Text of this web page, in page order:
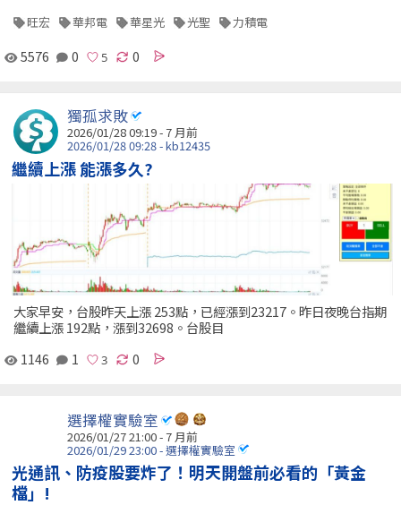
旺宏 華邦電 華星光 光聖 力積電
5576 0 0
獨孤求敗
2026/01/28 09:19 - 7 月前
2026/01/28 09:28 - kb12435
繼續上漲 能漲多久?
大家早安，台股昨天上漲 253點，已經漲到23217。昨日夜晚台指期
繼續上漲 192點，漲到32698。台股目
1146
1 0
選擇權實驗室
2026/01/27 21:00 - 7 月前
2026/01/29 23:00 - 選擇權實驗室
光通訊、防疫股要炸了！明天開盤前必看的「黃金
檔」!